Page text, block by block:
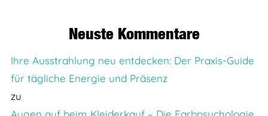
Neuste Kommentare
Ihre Ausstrahlung neu entdecken: Der Praxis-Guide
für tägliche Energie und Präsenz
zu